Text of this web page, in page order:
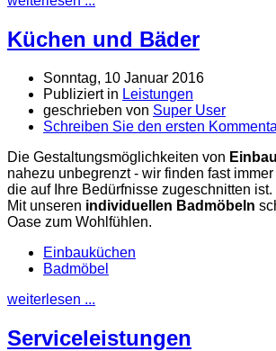
Küchen und Bäder
Sonntag, 10 Januar 2016
Publiziert in Leistungen
geschrieben von Super User
Schreiben Sie den ersten
Die Gestaltungsmöglichkeiten von
nahezu unbegrenzt - wir finden fast
die auf Ihre Bedürfnisse zugeschnitten ist.
Mit unseren individuellen Badmöbeln
Oase zum Wohlfühlen.
Einbauküchen
Badmöbel
weiterlesen ...
Serviceleistungen